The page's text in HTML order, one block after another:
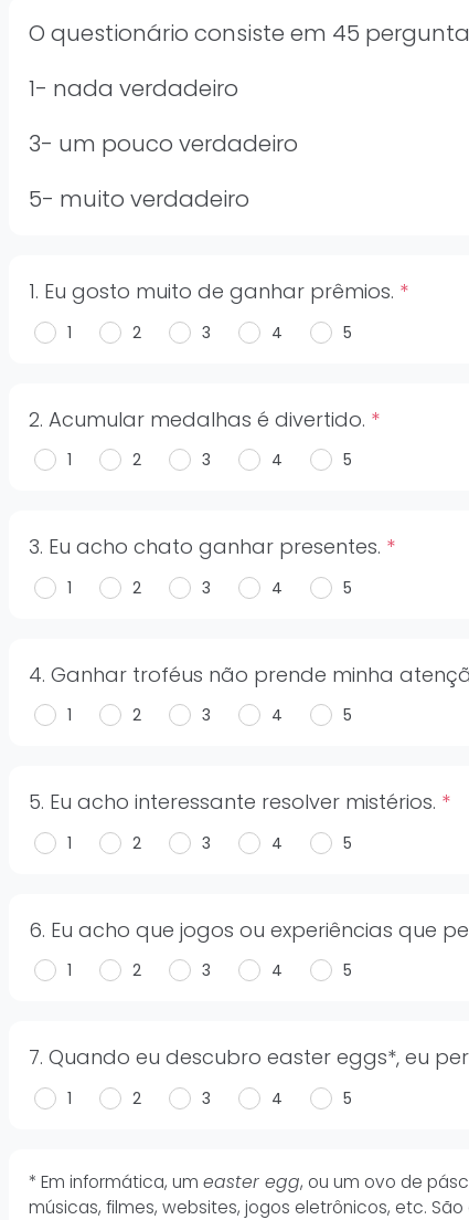
O questionário consiste em 45
1- nada verdadeiro
3- um pouco verdadeiro
5- muito verdadeiro
1. Eu gosto muito de ganhar prêmios. *
1 2 3 4 5
2. Acumular medalhas é divertido. *
1 2 3 4 5
3. Eu acho chato ganhar presentes. *
1 2 3 4 5
4. Ganhar troféus não prende minha
1 2 3 4 5
5. Eu acho interessante resolver mistérios. *
1 2 3 4 5
6. Eu acho que jogos ou experiências
1 2 3 4 5
7. Quando eu descubro easter eggs*, eu
1 2 3 4 5
* Em informática, um easter egg, ou um ovo de
músicas, filmes, websites, jogos eletrônicos, etc.